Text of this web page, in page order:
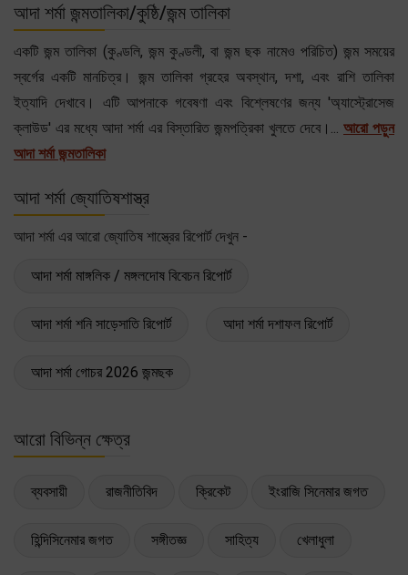
আদা শর্মা জন্মতালিকা/কুষ্ঠি/জন্ম তালিকা
একটি জন্ম তালিকা (কুণ্ডলি, জন্ম কুণ্ডলী, বা জন্ম ছক নামেও পরিচিত) জন্ম সময়ের
স্বর্গের একটি মানচিত্র। জন্ম তালিকা গ্রহের অবস্থান, দশা, এবং রাশি তালিকা
ইত্যাদি দেখাবে। এটি আপনাকে গবেষণা এবং বিশ্লেষণের জন্য 'অ্যাস্ট্রোসেজ
ক্লাউড' এর মধ্যে আদা শর্মা এর বিস্তারিত জন্মপত্রিকা খুলতে দেবে।... আরো পড়ুন
আদা শর্মা জন্মতালিকা
আদা শর্মা জ্যোতিষশাস্ত্র
আদা শর্মা এর আরো জ্যোতিষ শাস্ত্রের রিপোর্ট দেখুন -
আদা শর্মা মাঙ্গলিক / মঙ্গলদোষ বিবেচন রিপোর্ট
আদা শর্মা শনি সাড়েসাতি রিপোর্ট আদা শর্মা দশাফল রিপোর্ট
আদা শর্মা গোচর 2026 জন্মছক
আরো বিভিন্ন ক্ষেত্র
ব্যবসায়ী রাজনীতিবিদ ক্রিকেট ইংরাজি সিনেমার জগত
হিন্দিসিনেমার জগত সঙ্গীতজ্ঞ সাহিত্য খেলাধুলা